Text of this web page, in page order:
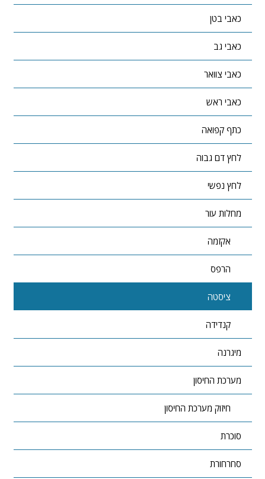
כאבי בטן
כאבי גב
כאבי צוואר
כאבי ראש
כתף קפואה
לחץ דם גבוה
לחץ נפשי
מחלות עור
אקזמה
הרפס
ציסטה
קנדידה
מיגרנה
מערכת החיסון
חיזוק מערכת החיסון
סוכרת
סחרחורת